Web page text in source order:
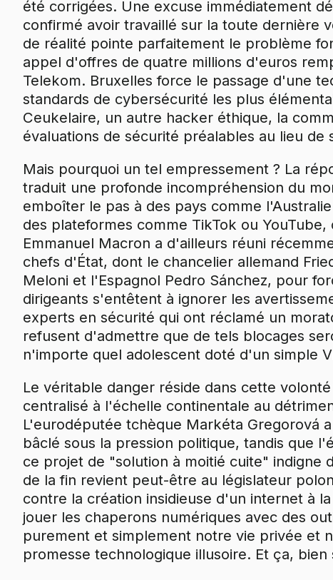
été corrigées. Une excuse immédiatement
confirmé avoir travaillé sur la toute dernière
de réalité pointe parfaitement le problème
appel d'offres de quatre millions d'euros
Telekom. Bruxelles force le passage d'une
standards de cybersécurité les plus
Ceukelaire, un autre hacker éthique, la
évaluations de sécurité préalables au lieu de
Mais pourquoi un tel empressement ? La
traduit une profonde incompréhension du
emboîter le pas à des pays comme
des plateformes comme TikTok ou
Emmanuel Macron a d'ailleurs réuni
chefs d'État, dont le chancelier allemand
Meloni et l'Espagnol Pedro Sánchez, pour
dirigeants s'entêtent à ignorer les
experts en sécurité qui ont réclamé un
refusent d'admettre que de tels blocages
n'importe quel adolescent doté d'un simple
Le véritable danger réside dans cette
centralisé à l'échelle continentale au
L'eurodéputée tchèque Markéta Gregorová
bâclé sous la pression politique, tandis que
ce projet de "solution à moitié cuite" indigne
de la fin revient peut-être au législateur
contre la création insidieuse d'un internet à
jouer les chaperons numériques avec des
purement et simplement notre vie privée et
promesse technologique illusoire. Et ça,